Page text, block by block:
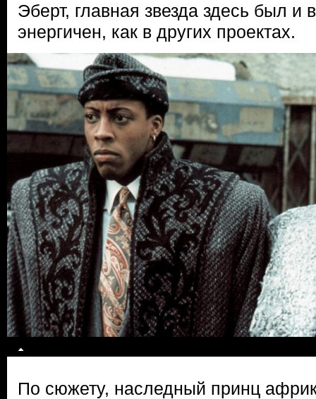
Эберт, главная звезда здесь был и
энергичен, как в других проектах.
По сюжету, наследный принц